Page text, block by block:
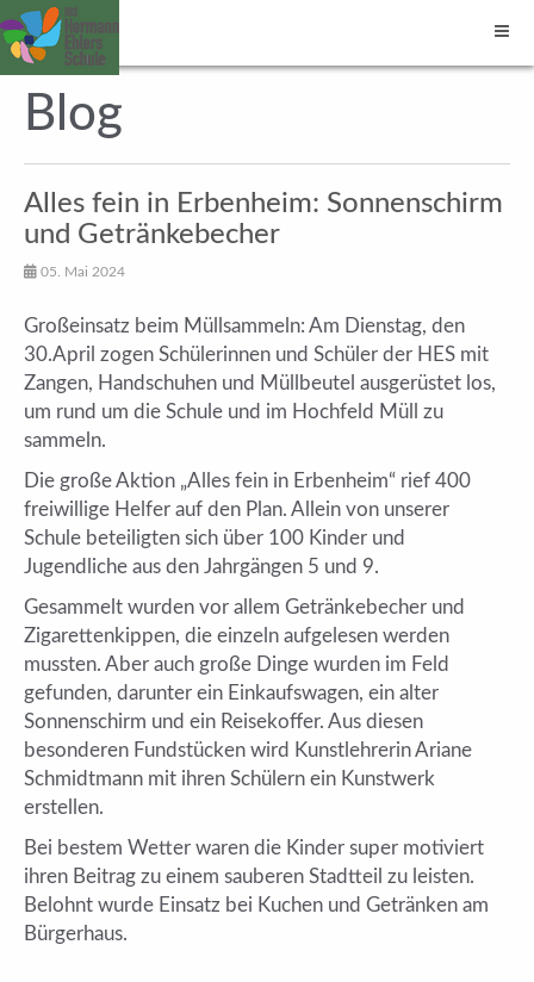
Blog
Alles fein in Erbenheim: Sonnenschirm
und Getränkebecher
05. Mai 2024
Großeinsatz beim Müllsammeln: Am Dienstag, den
30.April zogen Schülerinnen und Schüler der HES mit
Zangen, Handschuhen und Müllbeutel ausgerüstet los,
um rund um die Schule und im Hochfeld Müll zu
sammeln.
Die große Aktion „Alles fein in Erbenheim“ rief 400
freiwillige Helfer auf den Plan. Allein von unserer
Schule beteiligten sich über 100 Kinder und
Jugendliche aus den Jahrgängen 5 und 9.
Gesammelt wurden vor allem Getränkebecher und
Zigarettenkippen, die einzeln aufgelesen werden
mussten. Aber auch große Dinge wurden im Feld
gefunden, darunter ein Einkaufswagen, ein alter
Sonnenschirm und ein Reisekoffer. Aus diesen
besonderen Fundstücken wird Kunstlehrerin Ariane
Schmidtmann mit ihren Schülern ein Kunstwerk
erstellen.
Bei bestem Wetter waren die Kinder super motiviert
ihren Beitrag zu einem sauberen Stadtteil zu leisten.
Belohnt wurde Einsatz bei Kuchen und Getränken am
Bürgerhaus.